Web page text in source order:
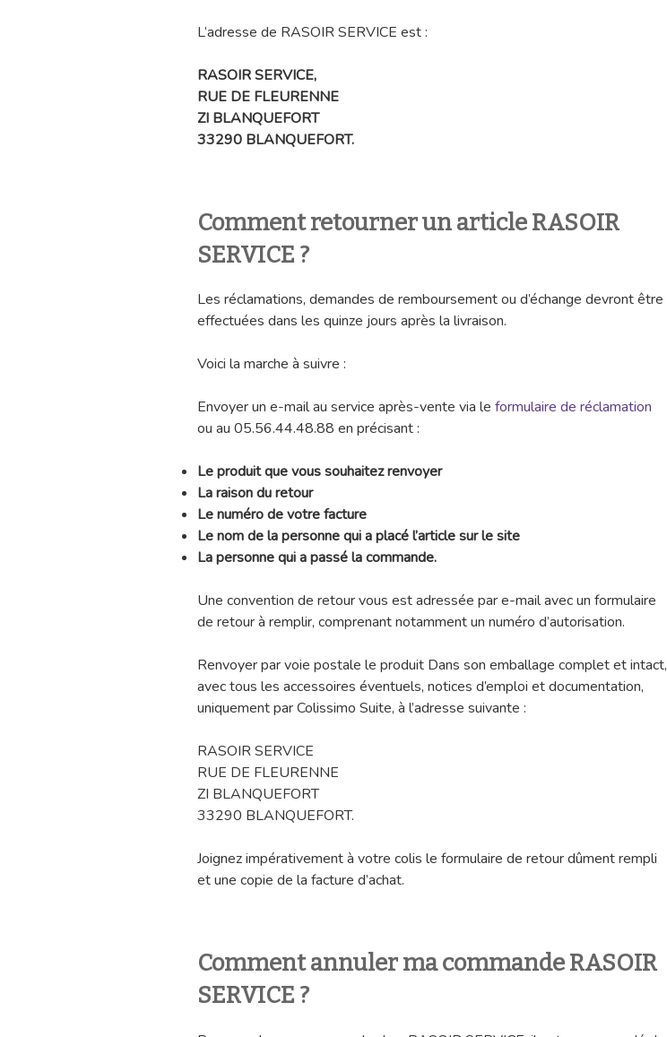
L’adresse de RASOIR SERVICE est :
RASOIR SERVICE,
RUE DE FLEURENNE
ZI BLANQUEFORT
33290 BLANQUEFORT.
Comment retourner un article RASOIR
SERVICE ?
Les réclamations, demandes de remboursement ou d’échange devront être
effectuées dans les quinze jours après la livraison.
Voici la marche à suivre :
Envoyer un e-mail au service après-vente via le formulaire de réclamation
ou au 05.56.44.48.88 en précisant :
Le produit que vous souhaitez renvoyer
La raison du retour
Le numéro de votre facture
Le nom de la personne qui a placé l’article sur le site
La personne qui a passé la commande.
Une convention de retour vous est adressée par e-mail avec un formulaire
de retour à remplir, comprenant notamment un numéro d’autorisation.
Renvoyer par voie postale le produit Dans son emballage complet et intact,
avec tous les accessoires éventuels, notices d’emploi et documentation,
uniquement par Colissimo Suite, à l’adresse suivante :
RASOIR SERVICE
RUE DE FLEURENNE
ZI BLANQUEFORT
33290 BLANQUEFORT.
Joignez impérativement à votre colis le formulaire de retour dûment rempli
et une copie de la facture d’achat.
Comment annuler ma commande RASOIR
SERVICE ?